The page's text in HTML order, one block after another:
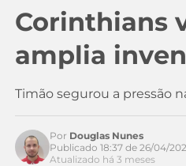
Corinthians
amplia
Timão segurou a pressão
Por Douglas Nunes
Publicado 18:37 de 26/04/
Atualizado há 3 meses